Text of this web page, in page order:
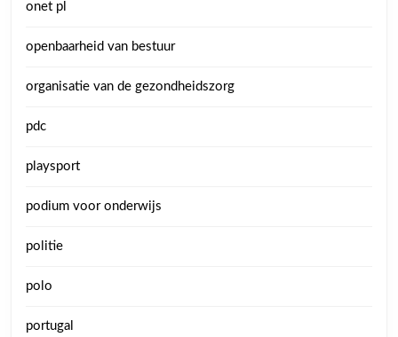
onet pl
openbaarheid van bestuur
organisatie van de gezondheidszorg
pdc
playsport
podium voor onderwijs
politie
polo
portugal